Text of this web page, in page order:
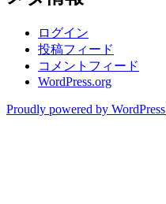
ログイン
投稿フィード
コメントフィード
WordPress.org
Proudly powered by WordPress